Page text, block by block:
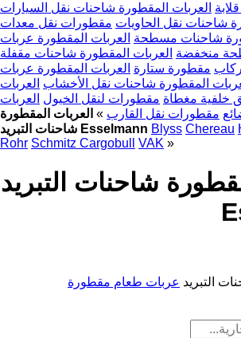
العربات المقطورة شاحنات نقل السيارات
شاحنات نقل الحاويات مقطورات نقل معدات
شاحنات مسطحة العربات المقطورة عربات
منخفضة العربات المقطورة شاحنات مقفلة
مقطورة ستارة العربات المقطورة عربات
المقطورة شاحنات نقل الأخشاب العربات
خلفية مغطاة مقطورات لنقل الخيول العربات
مقطورات نقل القارب » العربات المقطورة
شاحنات التبريد Esselmann Blyss Chereau
Rohr Schmitz Cargobull VAK »
شاحنات التبريد
التبريد عربات طعام مقطورة